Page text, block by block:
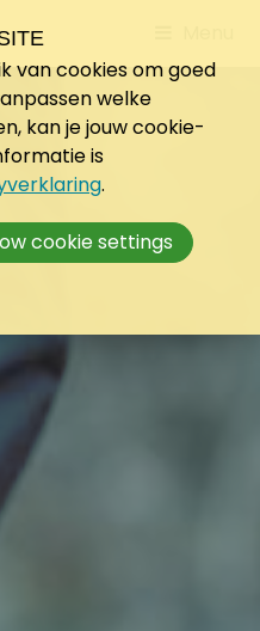
to
van cookies om goed
welke
kan je jouw cookie-
is
.
cookie settings